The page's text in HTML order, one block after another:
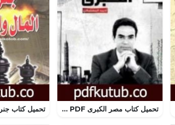
تحميل كتاب مصر الكبرى PDF تأليف أحمد المسلماني مجانا [كامل]